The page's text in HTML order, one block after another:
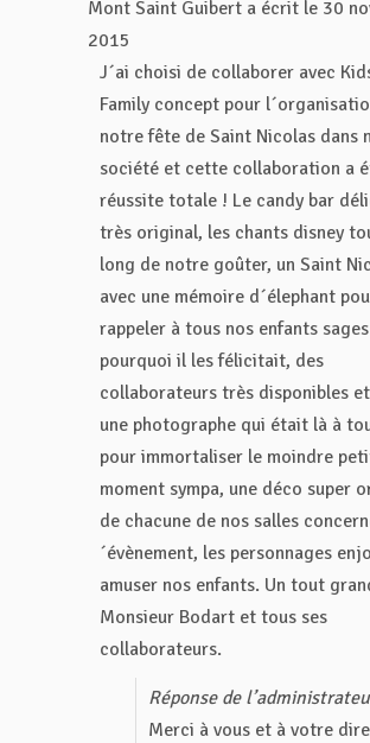
Mont Saint Guibert a écrit le 30
2015
J´ai choisi de collaborer avec
Family concept pour
notre fête de Saint Nicolas dans
société et cette collaboration a
réussite totale ! Le candy bar
très original, les chants disney
long de notre goûter, un Saint
avec une mémoire d´élephant
rappeler à tous nos enfants
pourquoi il les félicitait, des
collaborateurs très disponibles
une photographe qui était là à
pour immortaliser le moindre
moment sympa, une déco super
de chacune de nos salles
´évènement, les personnages
amuser nos enfants. Un tout
Monsieur Bodart et tous ses
collaborateurs.
Réponse de
Merci à vous et à votre